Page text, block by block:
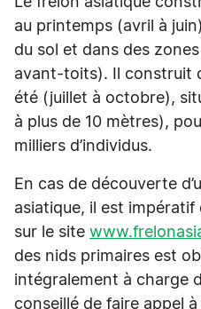
au printemps (avril à
du sol et dans des
avant-toits). Il construit
été (juillet à octobre),
à plus de 10 mètres),
milliers d’individus.
En cas de découverte
asiatique, il est impératif
sur le site
des nids primaires est
intégralement à charge
conseillé de faire appel